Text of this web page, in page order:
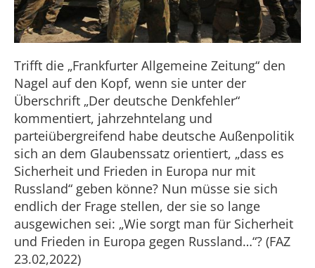
Trifft die „Frankfurter Allgemeine Zeitung“ den
Nagel auf den Kopf, wenn sie unter der
Überschrift „Der deutsche Denkfehler“
kommentiert, jahrzehntelang und
parteiübergreifend habe deutsche Außenpolitik
sich an dem Glaubenssatz orientiert, „dass es
Sicherheit und Frieden in Europa nur mit
Russland“ geben könne? Nun müsse sie sich
endlich der Frage stellen, der sie so lange
ausgewichen sei: „Wie sorgt man für Sicherheit
und Frieden in Europa gegen Russland…“? (FAZ
23.02,2022)